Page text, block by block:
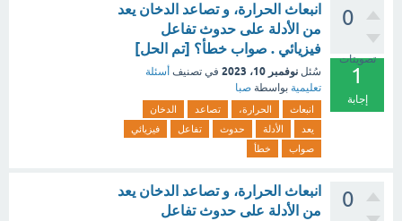
0
تصويتات
1
إجابة
انبعاث الحرارة، و تصاعد الدخان يعد
من الأدلة على حدوث تفاعل
فيزيائي . صواب خطأ؟ [تم الحل]
سُئل نوفمبر 10، 2023 في تصنيف أسئلة
تعليمية بواسطة صبا
انبعاث الحرارة، تصاعد
الدخان
يعد
الأدلة حدوث تفاعل
فيزيائي
صواب
خطأ
0
انبعاث الحرارة، و تصاعد الدخان يعد
من الأدلة على حدوث تفاعل